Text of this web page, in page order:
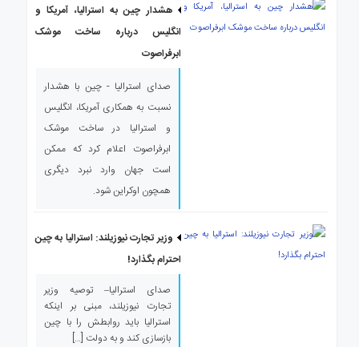
هشدار چین به استرالیا، آمریکا و
انگلیس درباره ساخت موشک
ابرفراصوت
صدای استرالیا - چین با هشدار
نسبت به همکاری آمریکا، انگلیس
و استرالیا در ساخت موشک
ابرفراصوت اعلام کرد که ممکن
است جهان وارد نبرد دیگری
همچون اوکراین شود.
وزیر تجارت نیوزیلند: استرالیا به چین
احترام بگذارد!
صدای استرالیا– توصیه وزیر
تجارت نیوزیلند، مبنی بر اینکه
استرالیا باید روابطش را با چین
بازسازی کند و به دولت […]